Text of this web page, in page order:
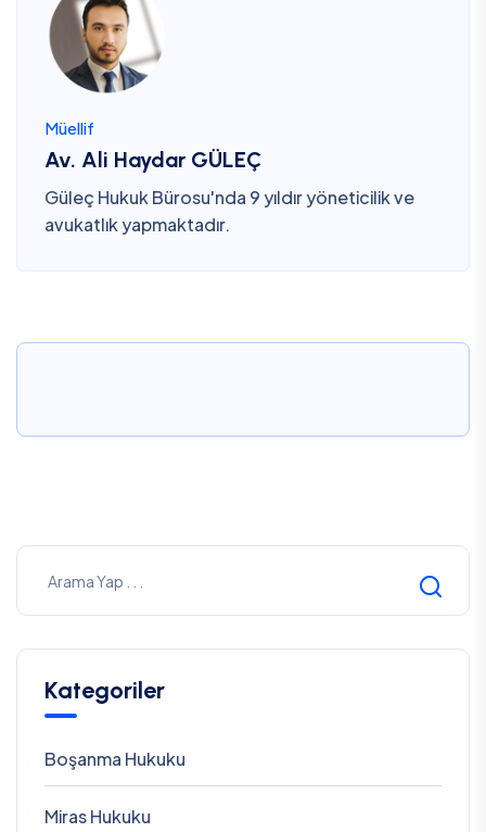
Müellif
Av. Ali Haydar GÜLEÇ
Güleç Hukuk Bürosu'nda 9 yıldır yöneticilik ve
avukatlık yapmaktadır.
Kategoriler
Boşanma Hukuku
Miras Hukuku